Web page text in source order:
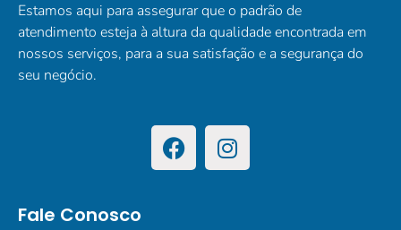
Estamos aqui para assegurar que o padrão de
atendimento esteja à altura da qualidade encontrada em
nossos serviços, para a sua satisfação e a segurança do
seu negócio.
Fale Conosco